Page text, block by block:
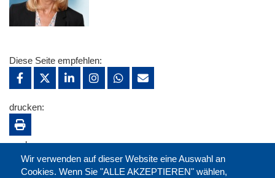
Wir verwenden auf dieser Website eine Auswahl an
Cookies. Wenn Sie "ALLE AKZEPTIEREN" wählen,
Diese Seite empfehlen:
drucken:
merken: